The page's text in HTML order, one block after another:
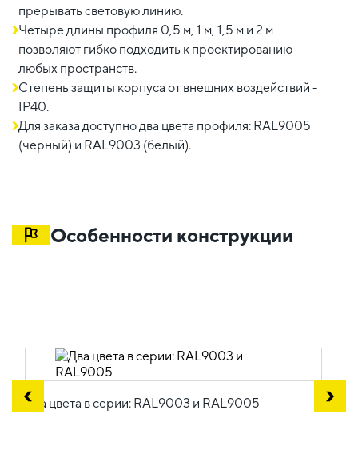
прерывать световую линию.
Четыре длины профиля 0,5 м, 1 м, 1,5 м и 2 м
позволяют гибко подходить к проектированию
любых пространств.
Степень защиты корпуса от внешних воздействий -
IP40.
Для заказа доступно два цвета профиля: RAL9005
(черный) и RAL9003 (белый).
Особенности конструкции
Два цвета в серии: RAL9003 и RAL9005